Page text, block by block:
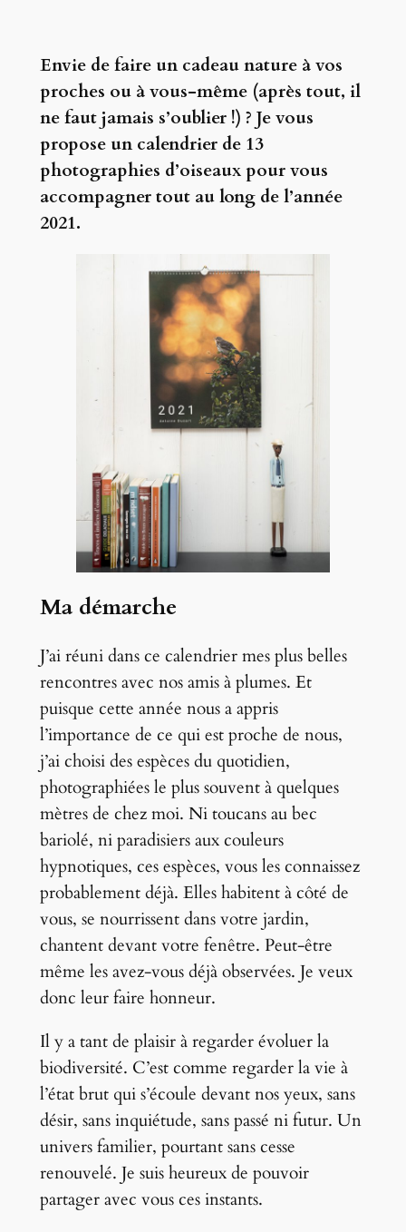
Envie de faire un cadeau nature à vos
proches ou à vous-même (après tout, il
ne faut jamais s’oublier !) ? Je vous
propose un calendrier de 13
photographies d’oiseaux pour vous
accompagner tout au long de l’année
2021.
Ma démarche
J’ai réuni dans ce calendrier mes plus belles
rencontres avec nos amis à plumes. Et
puisque cette année nous a appris
l’importance de ce qui est proche de nous,
j’ai choisi des espèces du quotidien,
photographiées le plus souvent à quelques
mètres de chez moi. Ni toucans au bec
bariolé, ni paradisiers aux couleurs
hypnotiques, ces espèces, vous les connaissez
probablement déjà. Elles habitent à côté de
vous, se nourrissent dans votre jardin,
chantent devant votre fenêtre. Peut-être
même les avez-vous déjà observées. Je veux
donc leur faire honneur.
Il y a tant de plaisir à regarder évoluer la
biodiversité. C’est comme regarder la vie à
l’état brut qui s’écoule devant nos yeux, sans
désir, sans inquiétude, sans passé ni futur. Un
univers familier, pourtant sans cesse
renouvelé. Je suis heureux de pouvoir
partager avec vous ces instants.